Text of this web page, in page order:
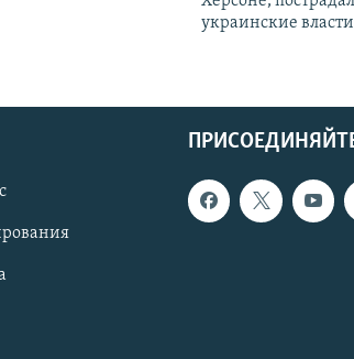
украинские власти